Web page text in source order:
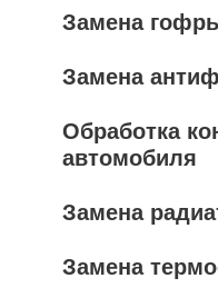
Замена
Замена
Обработка
автомобиля
Замена
Замена